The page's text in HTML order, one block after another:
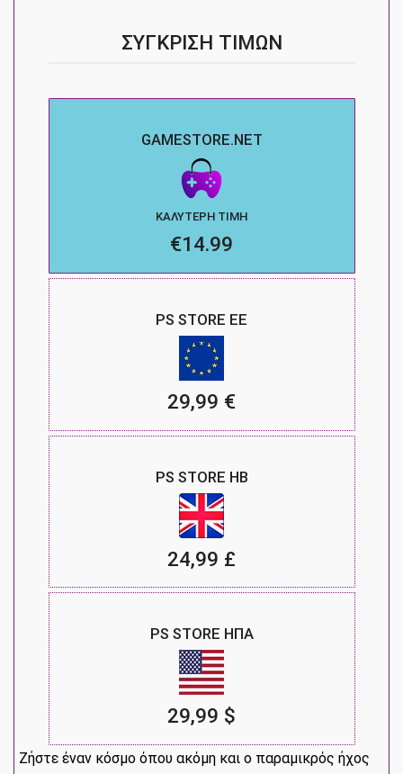
ΣΎΓΚΡΙΣΗ ΤΙΜΏΝ
GAMESTORE.NET
ΚΑΛΎΤΕΡΗ ΤΙΜΉ
€14.99
PS STORE ΕΕ
29,99 €
PS STORE ΗΒ
24,99 £
PS STORE ΗΠΑ
29,99 $
Ζήστε έναν κόσμο όπου ακόμη και ο παραμικρός ήχος